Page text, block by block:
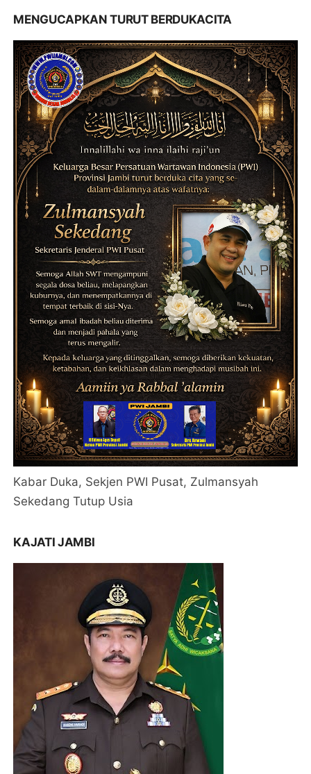
MENGUCAPKAN TURUT BERDUKACITA
Kabar Duka, Sekjen PWI Pusat, Zulmansyah
Sekedang Tutup Usia
KAJATI JAMBI